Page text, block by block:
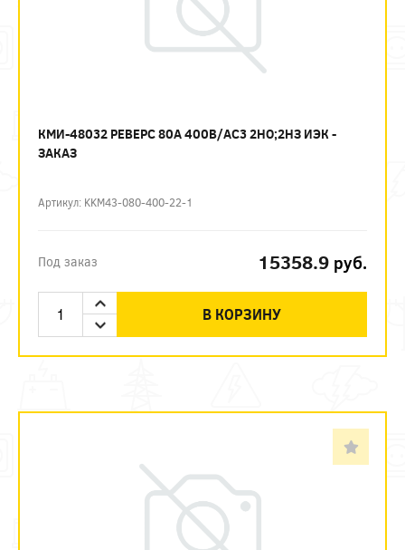
КМИ-48032 РЕВЕРС 80А 400В/АС3 2НО;2НЗ ИЭК -
ЗАКАЗ
Артикул: KKM43-080-400-22-1
Под заказ 15358.9 руб.
В КОРЗИНУ